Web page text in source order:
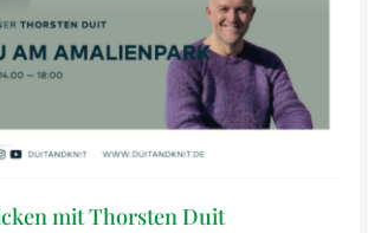
mit Thorsten Duit